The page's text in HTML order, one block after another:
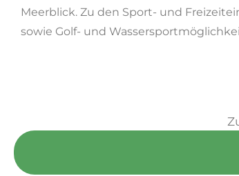
Meerblick. Zu den Sport- und
sowie Golf- und